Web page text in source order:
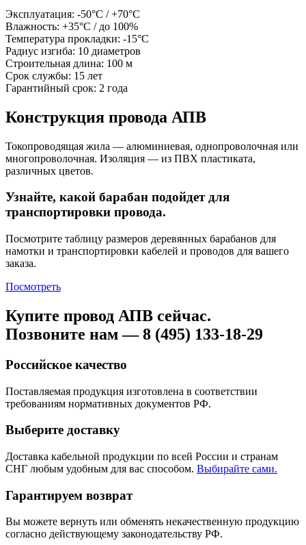
Эксплуатация: -50°С / +70°С
Влажность: +35°С / до 100%
Температура прокладки: -15°С
Радиус изгиба: 10 диаметров
Строительная длина: 100 м
Срок службы: 15 лет
Гарантийный срок: 2 года
Конструкция провода АПВ
Токопроводящая жила — алюминиевая, однопроволочная или
многопроволочная. Изоляция — из ПВХ пластиката,
различных цветов.
Узнайте, какой барабан подойдет для
транспортировки провода.
Посмотрите таблицу размеров деревянных барабанов для
намотки и транспортировки кабелей и проводов для вашего
заказа.
Посмотреть
Купите провод АПВ сейчас.
Позвоните нам — 8 (495) 133-18-29
Российское качество
Поставляемая продукция изготовлена в соответствии
требованиям нормативных документов РФ.
Выберите доставку
Доставка кабельной продукции по всей России и странам
СНГ любым удобным для вас способом. Выбирайте сами.
Гарантируем возврат
Вы можете вернуть или обменять некачественную продукцию
согласно действующему законодательству РФ.